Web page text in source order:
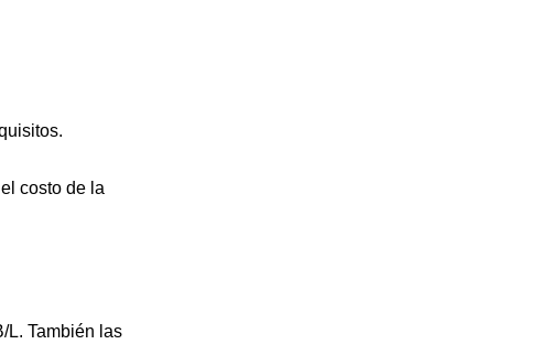
costo de la
L. También las